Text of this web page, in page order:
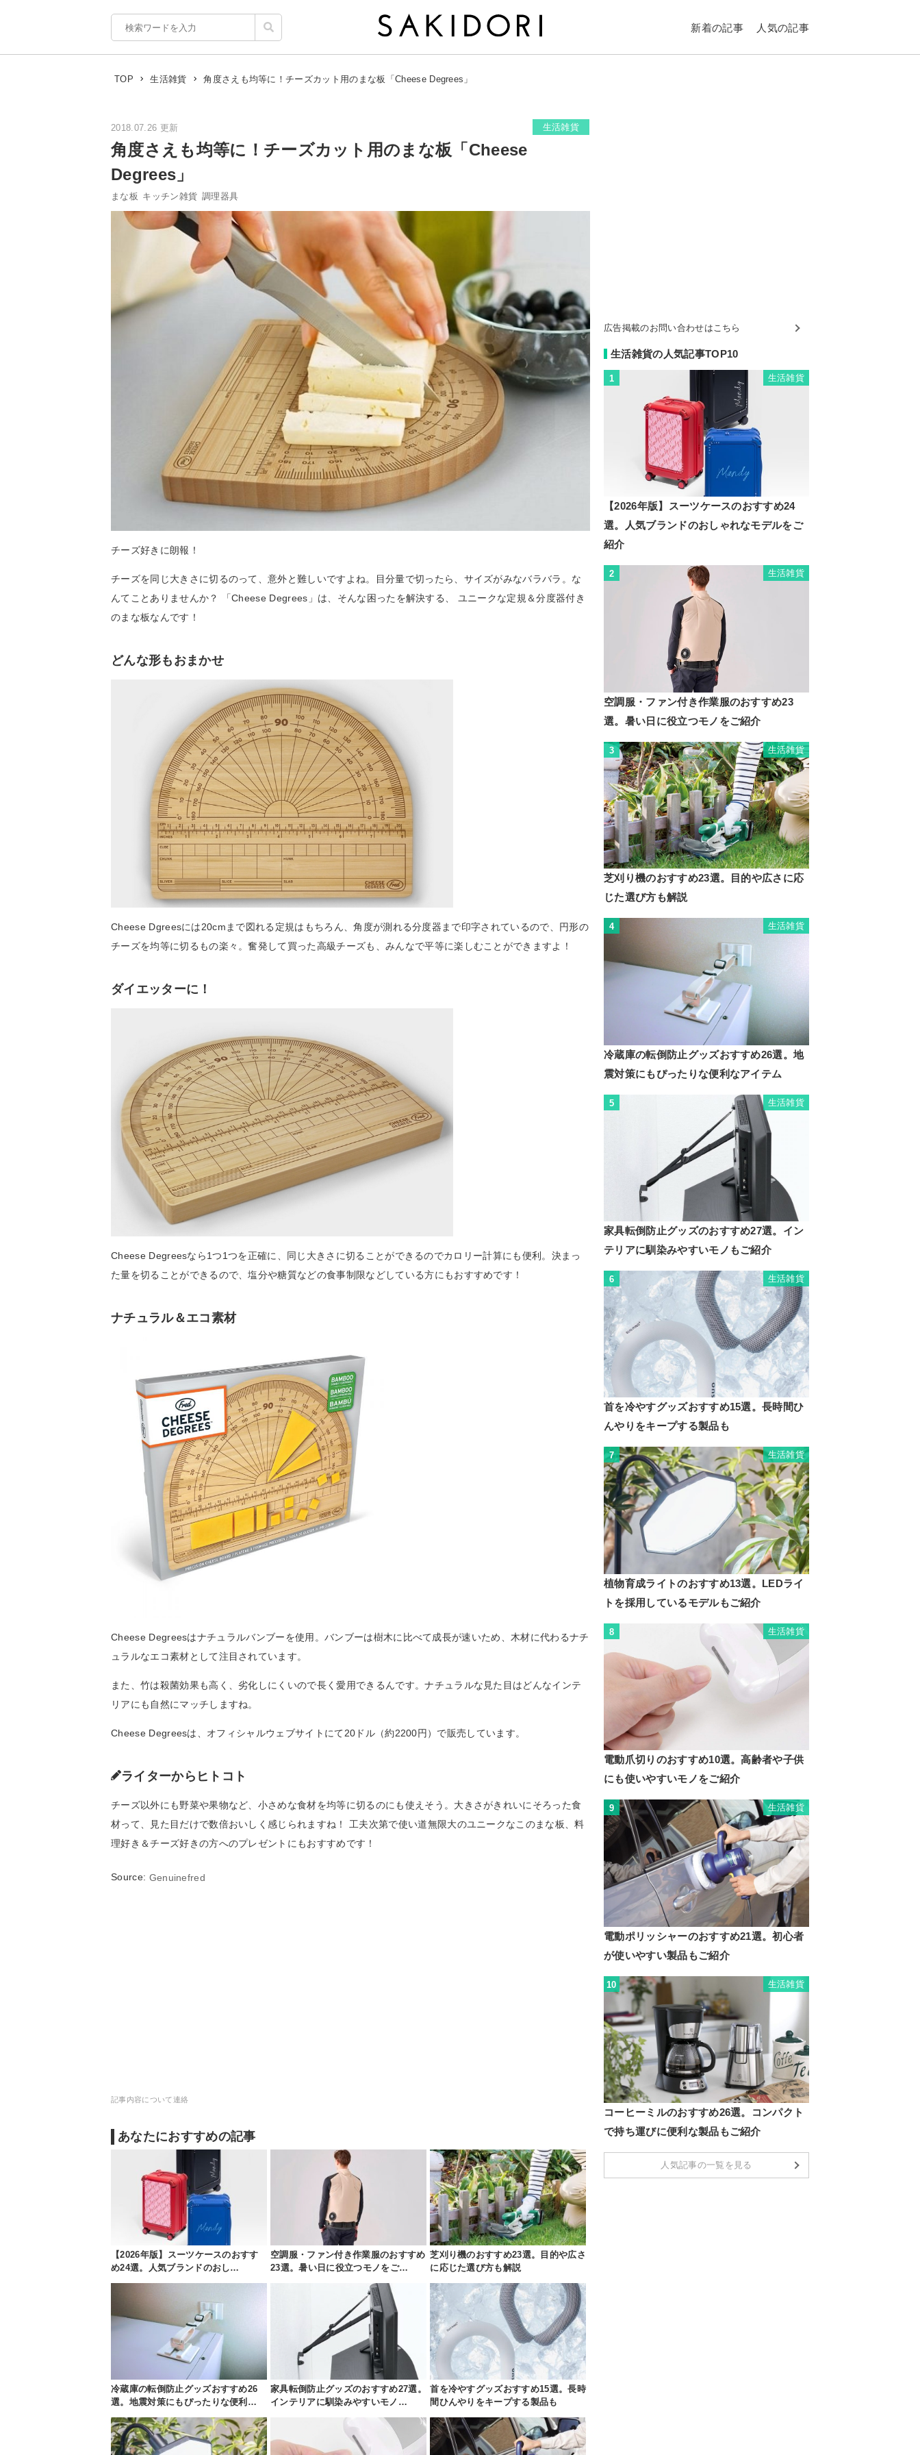
新着の記事 人気の記事
TOP 生活雑貨 角度さえも均等に！チーズカット用のまな板「Cheese Degrees」
2018.07.26 更新 生活雑貨
角度さえも均等に！チーズカット用のまな板「Cheese
Degrees」
まな板 キッチン雑貨 調理器具
チーズ好きに朗報！
チーズを同じ大きさに切るのって、意外と難しいですよね。目分量で切ったら、サイズがみなバラバラ。な
んてことありませんか？ 「Cheese Degrees」は、そんな困ったを解決する、 ユニークな定規＆分度器付き
のまな板なんです！
どんな形もおまかせ
Cheese Dgreesには20cmまで図れる定規はもちろん、角度が測れる分度器まで印字されているので、円形の
チーズを均等に切るもの楽々。奮発して買った高級チーズも、みんなで平等に楽しむことができますよ！
ダイエッターに！
Cheese Degreesなら1つ1つを正確に、同じ大きさに切ることができるのでカロリー計算にも便利。決まっ
た量を切ることができるので、塩分や糖質などの食事制限などしている方にもおすすめです！
ナチュラル＆エコ素材
Cheese Degreesはナチュラルバンブーを使用。バンブーは樹木に比べて成長が速いため、木材に代わるナチ
ュラルなエコ素材として注目されています。
また、竹は殺菌効果も高く、劣化しにくいので長く愛用できるんです。ナチュラルな見た目はどんなインテ
リアにも自然にマッチしますね。
Cheese Degreesは、オフィシャルウェブサイトにて20ドル（約2200円）で販売しています。
ライターからヒトコト
チーズ以外にも野菜や果物など、小さめな食材を均等に切るのにも使えそう。大きさがきれいにそろった食
材って、見た目だけで数倍おいしく感じられますね！ 工夫次第で使い道無限大のユニークなこのまな板、料
理好き＆チーズ好きの方へのプレゼントにもおすすめです！
Source: Genuinefred
記事内容について連絡
あなたにおすすめの記事
【2026年版】スーツケースのおすす
め24選。人気ブランドのおし…
空調服・ファン付き作業服のおすすめ
23選。暑い日に役立つモノをご…
芝刈り機のおすすめ23選。目的や広さ
に応じた選び方も解説
冷蔵庫の転倒防止グッズおすすめ26
選。地震対策にもぴったりな便利…
家具転倒防止グッズのおすすめ27選。
インテリアに馴染みやすいモノ…
首を冷やすグッズおすすめ15選。長時
間ひんやりをキープする製品も
広告掲載のお問い合わせはこちら
生活雑貨の人気記事TOP10
1 生活雑貨
【2026年版】スーツケースのおすすめ24
選。人気ブランドのおしゃれなモデルをご
紹介
2 生活雑貨
空調服・ファン付き作業服のおすすめ23
選。暑い日に役立つモノをご紹介
3 生活雑貨
芝刈り機のおすすめ23選。目的や広さに応
じた選び方も解説
4 生活雑貨
冷蔵庫の転倒防止グッズおすすめ26選。地
震対策にもぴったりな便利なアイテム
5 生活雑貨
家具転倒防止グッズのおすすめ27選。イン
テリアに馴染みやすいモノもご紹介
6 生活雑貨
首を冷やすグッズおすすめ15選。長時間ひ
んやりをキープする製品も
7 生活雑貨
植物育成ライトのおすすめ13選。LEDライ
トを採用しているモデルもご紹介
8 生活雑貨
電動爪切りのおすすめ10選。高齢者や子供
にも使いやすいモノをご紹介
9 生活雑貨
電動ポリッシャーのおすすめ21選。初心者
が使いやすい製品もご紹介
10 生活雑貨
コーヒーミルのおすすめ26選。コンパクト
で持ち運びに便利な製品もご紹介
人気記事の一覧を見る